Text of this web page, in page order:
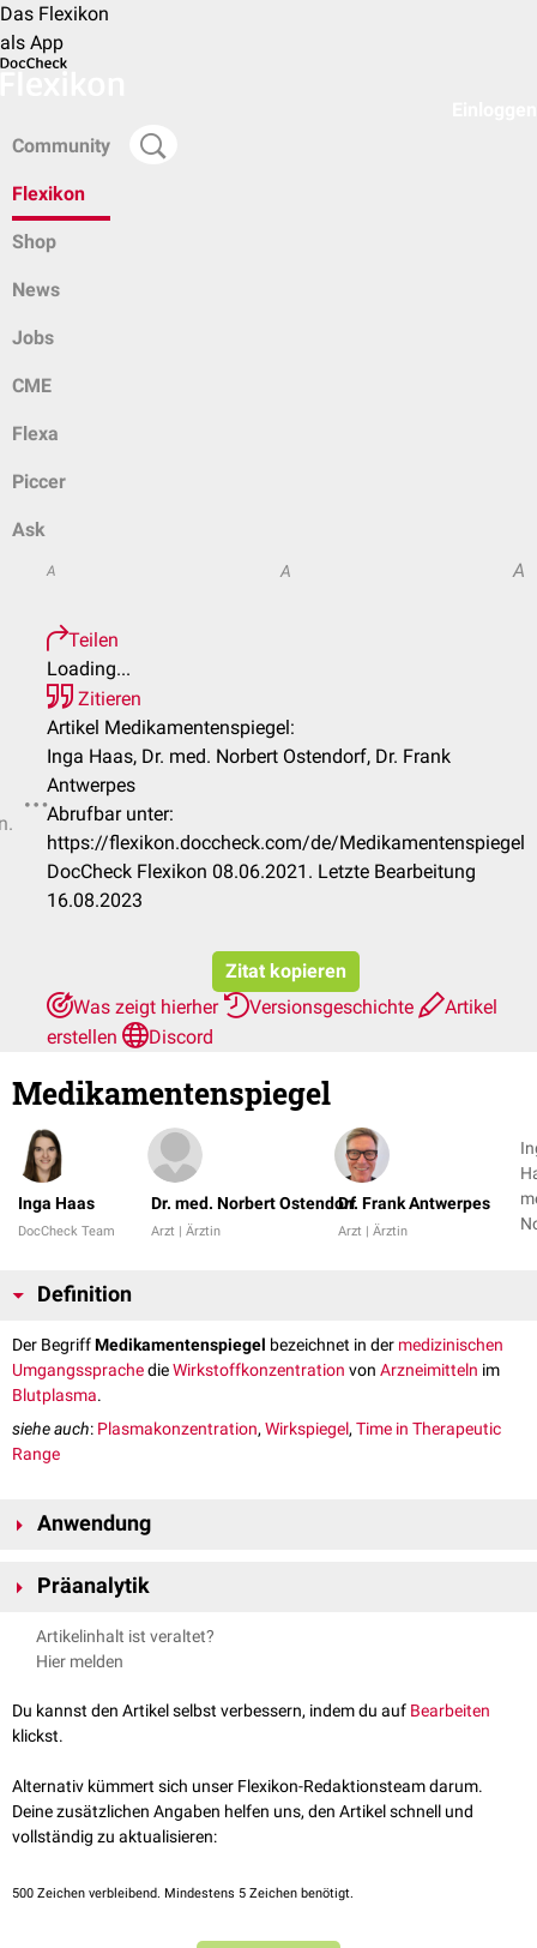
Das Flexikon
als App
Community
Flexikon
Shop
News
Jobs
CME
Flexa
Piccer
Ask
A A A
Teilen
Loading...
Zitieren
Artikel Medikamentenspiegel:
Inga Haas, Dr. med. Norbert Ostendorf, Dr. Frank
Antwerpes
Abrufbar unter:
https://flexikon.doccheck.com/de/Medikamentenspiegel
DocCheck Flexikon 08.06.2021. Letzte Bearbeitung
16.08.2023
Zitat kopieren
Was zeigt hierher
Versionsgeschichte
Artikel
erstellen
Discord
Medikamentenspiegel
Inga Haas
DocCheck Team
Dr. med. Norbert Ostendorf
Arzt | Ärztin
Dr. Frank Antwerpes
Arzt | Ärztin
Definition
Der BegriffMedikamentenspiegel bezeichnet in der medizinischen
UmgangssprachedieWirkstoffkonzentration von Arzneimitteln im
Blutplasma.
siehe auch: Plasmakonzentration, Wirkspiegel, Time in Therapeutic
Range
Anwendung
eine regelmäßige Spiegelbestimmung unerlässlich. Diese Art der
Präanalytik
Bei Medikamentenspiegeln ist häufig der Zeitpunkt der
Verhältnis zur Applikation des Medikamentes wichtig. Hier wird z.B.
handelt.
Artikelinhalt ist veraltet?
Hier melden
Du kannst den Artikel selbst verbessern, indem du auf Bearbeiten
klickst.
Alternativ kümmert sich unser Flexikon-Redaktionsteam darum.
Deine zusätzlichen Angaben helfen uns, den Artikel schnell und
vollständig zu aktualisieren:
500 Zeichen verbleibend. Mindestens 5 Zeichen benötigt.